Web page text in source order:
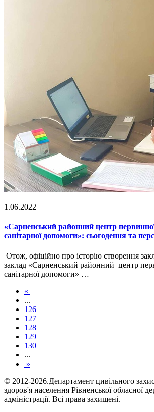
1.06.2022
«Сарненський районний центр
санітарної допомоги»: сьогодення та
Отож, офіційно про історію створення
заклад «Сарненський районний центр
санітарної допомоги» …
«
...
126
127
128
129
130
...
»
© 2012-2026.Департамент цивільного
здоров'я населення Рівненської обласної
адміністрації. Всі права захищені.